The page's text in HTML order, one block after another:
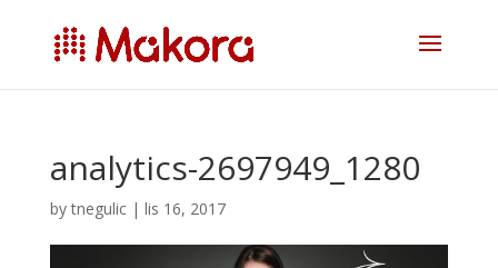
analytics-2697949_1280
bytnegulic| lis 16, 2017